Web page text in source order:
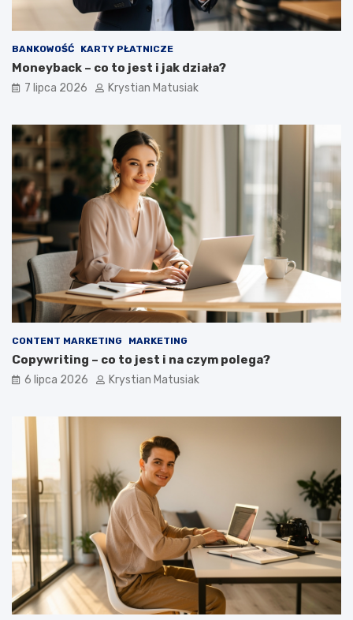
BANKOWOŚĆ KARTY PŁATNICZE
Moneyback – co to jest i jak działa?
7 lipca 2026 Krystian Matusiak
CONTENT MARKETING MARKETING
Copywriting – co to jest i na czym polega?
6 lipca 2026 Krystian Matusiak